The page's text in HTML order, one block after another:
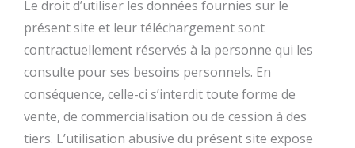
Le droit d’utiliser les données fournies sur le
présent site et leur téléchargement sont
contractuellement réservés à la personne qui les
consulte pour ses besoins personnels. En
conséquence, celle-ci s’interdit toute forme de
vente, de commercialisation ou de cession à des
tiers. L’utilisation abusive du présent site expose